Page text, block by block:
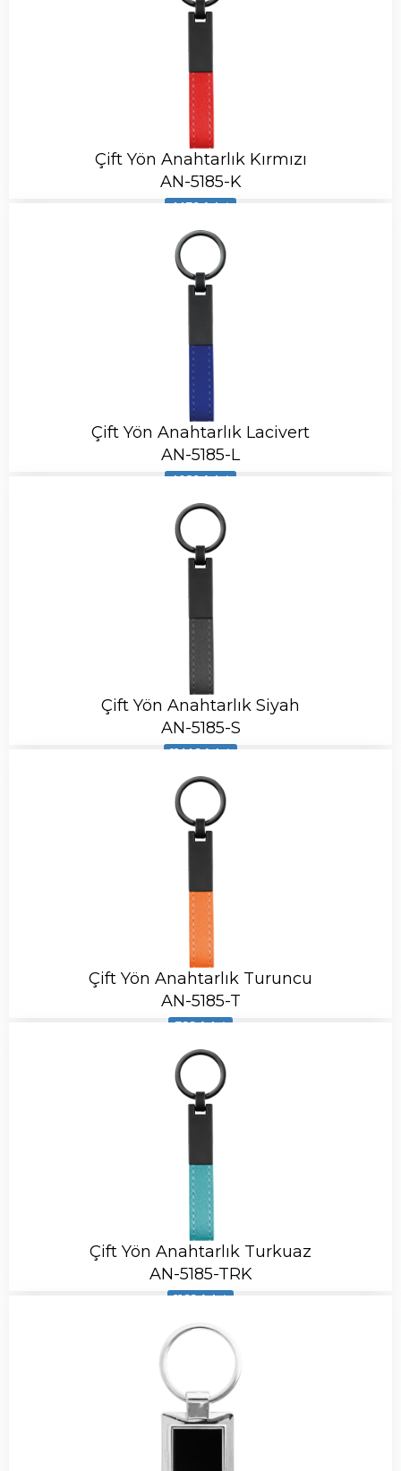
Çift Yön Anahtarlık Kırmızı
AN-5185-K
4479 Adet
Çift Yön Anahtarlık Lacivert
AN-5185-L
4089 Adet
Çift Yön Anahtarlık Siyah
AN-5185-S
11446 Adet
Çift Yön Anahtarlık Turuncu
AN-5185-T
799 Adet
Çift Yön Anahtarlık Turkuaz
AN-5185-TRK
1169 Adet